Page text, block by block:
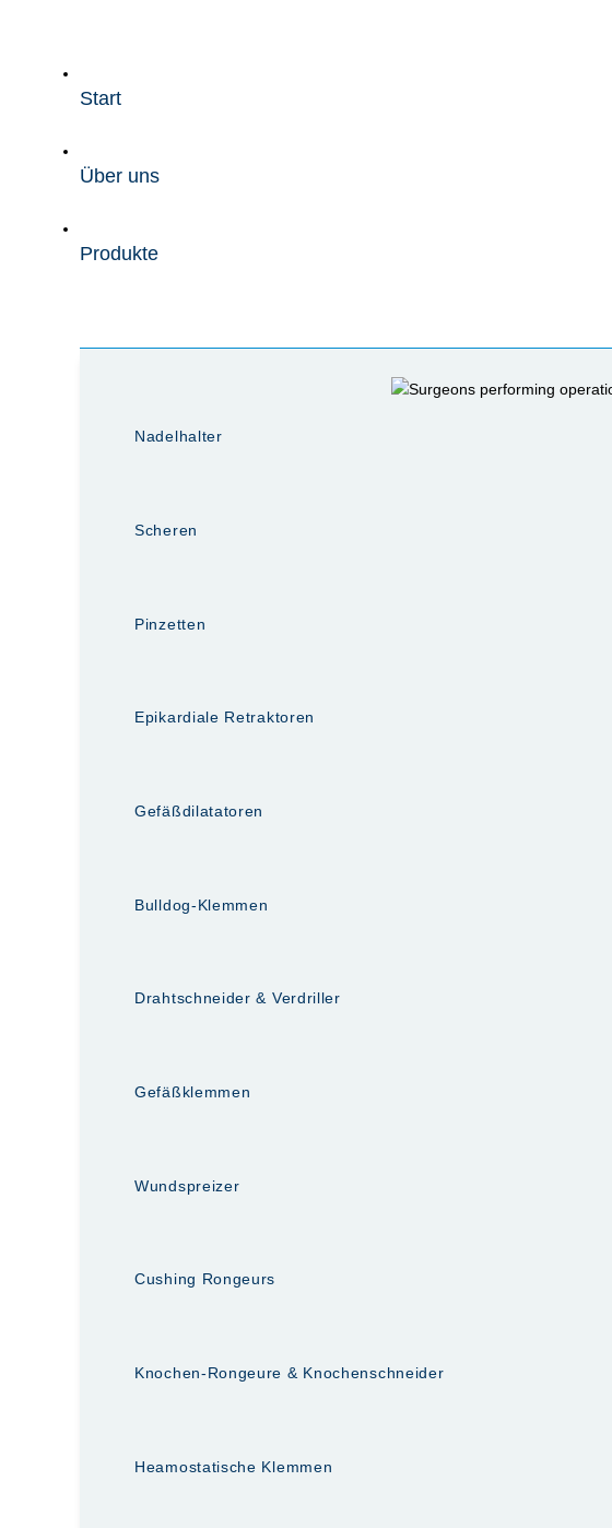
wechseln
Start
Über uns
Produkte
Nadelhalter
Scheren
Pinzetten
Epikardiale Retraktoren
Gefäßdilatatoren
Bulldog-Klemmen
Drahtschneider & Verdriller
Gefäßklemmen
Wundspreizer
Cushing Rongeurs
Knochen-Rongeure & Knochenschneider
Heamostatische Klemmen